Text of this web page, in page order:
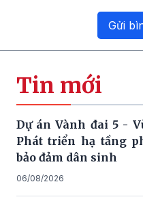
Gửi
Tin mới
Dự án Vành đai 5 -
Phát triển hạ tầng
bảo đảm dân sinh
06/08/2026